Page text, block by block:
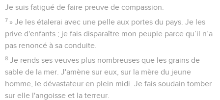
Je suis fatigué de faire preuve de compassion.
7 » Je les étalerai avec une pelle aux portes du pays. Je les
prive d'enfants ; je fais disparaître mon peuple parce qu’il n’a
pas renoncé à sa conduite.
8 Je rends ses veuves plus nombreuses que les grains de
sable de la mer. J'amène sur eux, sur la mère du jeune
homme, le dévastateur en plein midi. Je fais soudain tomber
sur elle l'angoisse et la terreur.